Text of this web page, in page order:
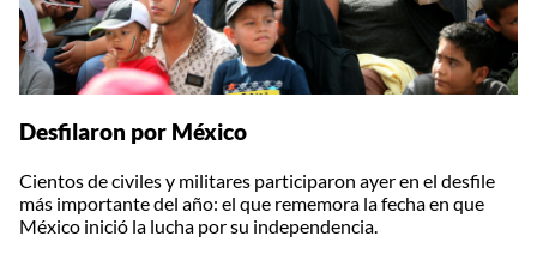
Desfilaron por México
Cientos de civiles y militares participaron ayer en el desfile
más importante del año: el que rememora la fecha en que
México inició la lucha por su independencia.